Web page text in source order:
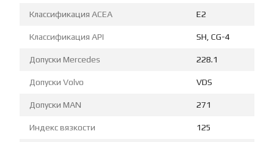
Классификация ACEA E2
Классификация API SH, CG-4
Допуски Mercedes 228.1
Допуски Volvo VDS
Допуски MAN 271
Индекс вязкости 125